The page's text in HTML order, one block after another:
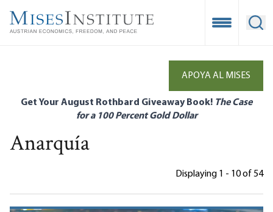
main
Open
APOYA AL MISES
Get Your August Rothbard Giveaway Book! The Case
for a 100 Percent Gold Dollar
Anarquía
Displaying 1 - 10 of 54